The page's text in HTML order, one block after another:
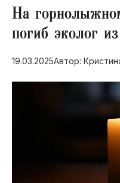
СВО
Выборы в Пермском
Инфраструктура
Благоустройство
На
погиб эколог
19.03.2025Автор: